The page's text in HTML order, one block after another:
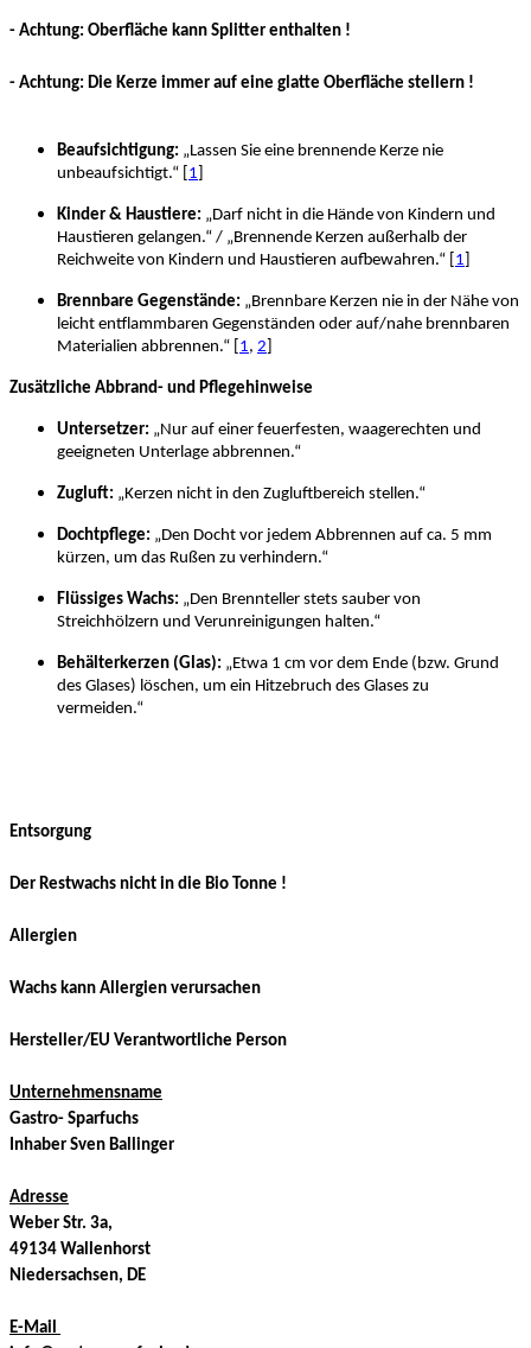
- Achtung: Oberfläche kann Splitter enthalten !
- Achtung: Die Kerze immer auf eine glatte Oberfläche stellern !
Beaufsichtigung: „Lassen Sie eine brennende Kerze nie
unbeaufsichtigt.“ [ 1
Kinder & Haustiere: „Darf nicht in die Hände von Kindern und
Haustieren gelangen.“ / „Brennende Kerzen außerhalb der
Reichweite von Kindern und Haustieren aufbewahren.“ [ 1
Brennbare Gegenstände: „Brennbare Kerzen nie in der Nähe von
leicht entflammbaren Gegenständen oder auf/nahe brennbaren
Materialien abbrennen.“ [ 1, 2
Zusätzliche Abbrand- und Pflegehinweise
Untersetzer: „Nur auf einer feuerfesten, waagerechten und
geeigneten Unterlage abbrennen.“
Zugluft: „Kerzen nicht in den Zugluftbereich stellen.“
Dochtpflege: „Den Docht vor jedem Abbrennen auf ca. 5 mm
kürzen, um das Rußen zu verhindern.“
Flüssiges Wachs: „Den Brennteller stets sauber von
Streichhölzern und Verunreinigungen halten.“
Behälterkerzen (Glas): „Etwa 1 cm vor dem Ende (bzw. Grund
des Glases) löschen, um ein Hitzebruch des Glases zu
vermeiden.“
Entsorgung
Der Restwachs nicht in die Bio Tonne !
Allergien
Wachs kann Allergien verursachen
Hersteller/EU Verantwortliche Person
Unternehmensname
Gastro- Sparfuchs
Inhaber Sven Ballinger
Adresse
Weber Str. 3a,
49134 Wallenhorst
Niedersachsen, DE
E-Mail